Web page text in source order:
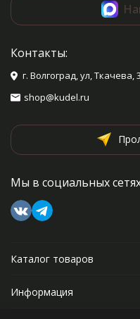
Контакты:
г. Волгоград, ул,
shop@kudel.ru
Мы в социальных
Каталог товаров
Информация